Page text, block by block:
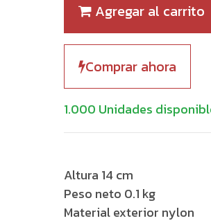
Agregar al carrito
Comprar ahora
1.000 Unidades
Altura 14 cm
Peso neto 0.1 kg
Material exterior nylon